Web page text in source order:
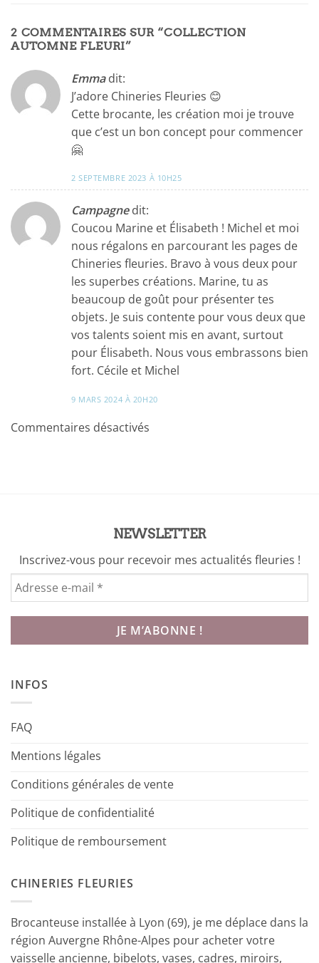
2 COMMENTAIRES SUR “COLLECTION
AUTOMNE FLEURI”
Emma dit:
J’adore Chineries Fleuries 😊
Cette brocante, les création moi je trouve
que c’est un bon concept pour commencer
🤗
2 SEPTEMBRE 2023 À 10H25
Campagne dit:
Coucou Marine et Élisabeth ! Michel et moi
nous régalons en parcourant les pages de
Chineries fleuries. Bravo à vous deux pour
les superbes créations. Marine, tu as
beaucoup de goût pour présenter tes
objets. Je suis contente pour vous deux que
vos talents soient mis en avant, surtout
pour Élisabeth. Nous vous embrassons bien
fort. Cécile et Michel
9 MARS 2024 À 20H20
Commentaires désactivés
NEWSLETTER
Inscrivez-vous pour recevoir mes actualités fleuries !
INFOS
FAQ
Mentions légales
Conditions générales de vente
Politique de confidentialité
Politique de remboursement
CHINERIES FLEURIES
Brocanteuse installée à Lyon (69), je me déplace dans la
région Auvergne Rhône-Alpes pour acheter votre
vaisselle ancienne, bibelots, vases, cadres, miroirs,